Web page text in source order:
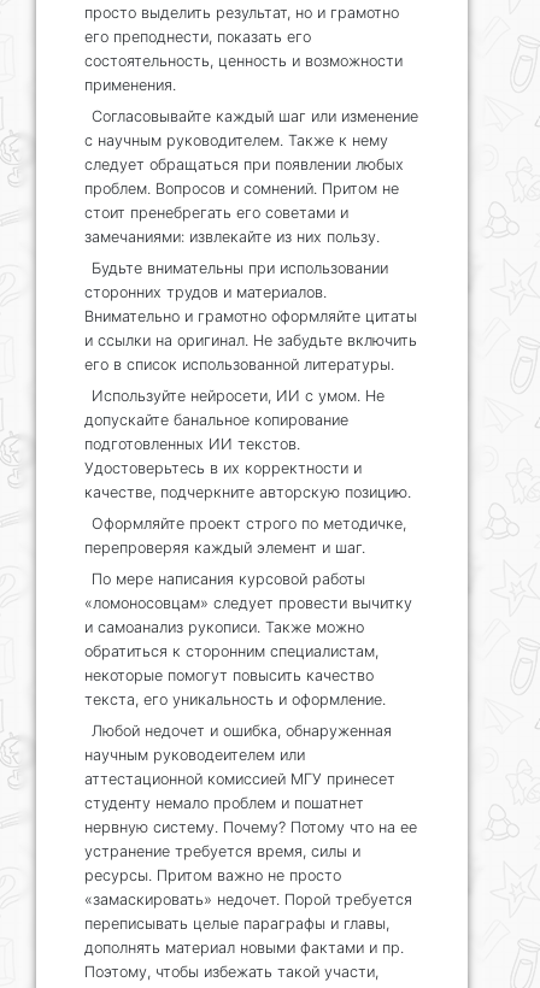
просто выделить результат, но и грамотно
его преподнести, показать его
состоятельность, ценность и возможности
применения.
Согласовывайте каждый шаг или изменение
с научным руководителем. Также к нему
следует обращаться при появлении любых
проблем. Вопросов и сомнений. Притом не
стоит пренебрегать его советами и
замечаниями: извлекайте из них пользу.
Будьте внимательны при использовании
сторонних трудов и материалов.
Внимательно и грамотно оформляйте цитаты
и ссылки на оригинал. Не забудьте включить
его в список использованной литературы.
Используйте нейросети, ИИ с умом. Не
допускайте банальное копирование
подготовленных ИИ текстов.
Удостоверьтесь в их корректности и
качестве, подчеркните авторскую позицию.
Оформляйте проект строго по методичке,
перепроверяя каждый элемент и шаг.
По мере написания курсовой работы
«ломоносовцам» следует провести вычитку
и самоанализ рукописи. Также можно
обратиться к сторонним специалистам,
некоторые помогут повысить качество
текста, его уникальность и оформление.
Любой недочет и ошибка, обнаруженная
научным руководеителем или
аттестационной комиссией МГУ принесет
студенту немало проблем и пошатнет
нервную систему. Почему? Потому что на ее
устранение требуется время, силы и
ресурсы. Притом важно не просто
«замаскировать» недочет. Порой требуется
переписывать целые параграфы и главы,
дополнять материал новыми фактами и пр.
Поэтому, чтобы избежать такой участи,